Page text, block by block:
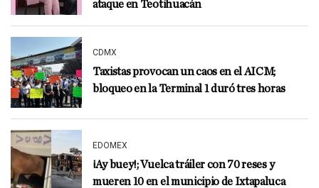
ataque en Teotihuacán
CDMX
Taxistas provocan un caos en el AICM;
bloqueo en la Terminal 1 duró tres horas
EDOMEX
¡Ay buey!; Vuelca tráiler con 70 reses y
mueren 10 en el municipio de Ixtapaluca